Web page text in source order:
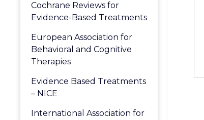
Cochrane Reviews for
Evidence-Based Treatments
European Association for
Behavioral and Cognitive
Therapies
Evidence Based Treatments
– NICE
International Association for